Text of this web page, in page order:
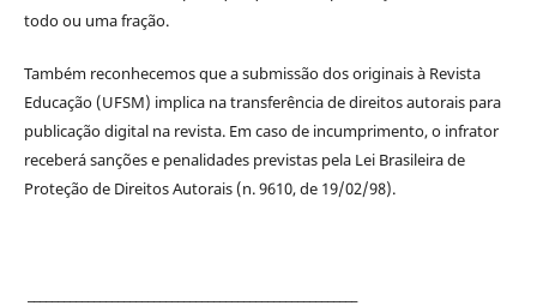
todo ou uma fração.
Também reconhecemos que a submissão dos originais à Revista
Educação (UFSM) implica na transferência de direitos autorais para
publicação digital na revista. Em caso de incumprimento, o infrator
receberá sanções e penalidades previstas pela Lei Brasileira de
Proteção de Direitos Autorais (n. 9610, de 19/02/98).